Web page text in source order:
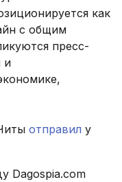
как
с общим
пресс-
и
отправил у
Dagospia.com